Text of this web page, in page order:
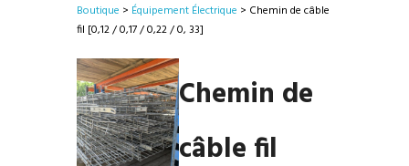
Boutique > Équipement Électrique > Chemin de câble
fil [0,12 / 0,17 / 0,22 / 0, 33]
Chemin de
câble fil